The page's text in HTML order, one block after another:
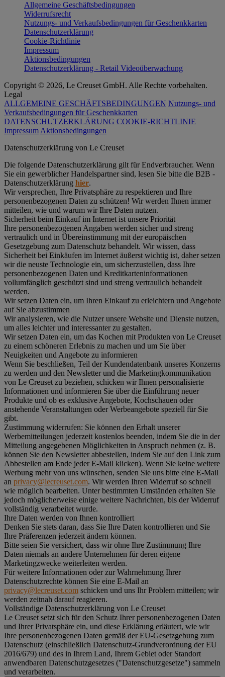
Allgemeine Geschäftsbedingungen
Widerrufsrecht
Nutzungs- und Verkaufsbedingungen für Geschenkkarten
Datenschutzerklärung
Cookie-Richtlinie
Impressum
Aktionsbedingungen
Datenschutzerklärung - Retail Videoüberwachung
Copyright © 2026, Le Creuset GmbH. Alle Rechte vorbehalten.
Legal
ALLGEMEINE GESCHÄFTSBEDINGUNGEN Nutzungs- und
Verkaufsbedingungen für Geschenkkarten
DATENSCHUTZERKLÄRUNG COOKIE-RICHTLINIE
Impressum Aktionsbedingungen
Datenschutz­erklärung von Le Creuset
Die folgende Datenschutzerklärung gilt für Endverbraucher. Wenn
Sie ein gewerblicher Handelspartner sind, lesen Sie bitte die B2B -
Datenschutzerklärung hier.
Wir versprechen, Ihre Privatsphäre zu respektieren und Ihre
personenbezogenen Daten zu schützen! Wir werden Ihnen immer
mitteilen, wie und warum wir Ihre Daten nutzen.
Sicherheit beim Einkauf im Internet ist unsere Priorität
Ihre personenbezogenen Angaben werden sicher und streng
vertraulich und in Übereinstimmung mit der europäischen
Gesetzgebung zum Datenschutz behandelt. Wir wissen, dass
Sicherheit bei Einkäufen im Internet äußerst wichtig ist, daher setzen
wir die neuste Technologie ein, um sicherzustellen, dass Ihre
personenbezogenen Daten und Kreditkarteninformationen
vollumfänglich geschützt sind und streng vertraulich behandelt
werden.
Wir setzen Daten ein, um Ihren Einkauf zu erleichtern und Angebote
auf Sie abzustimmen
Wir analysieren, wie die Nutzer unsere Website und Dienste nutzen,
um alles leichter und interessanter zu gestalten.
Wir setzen Daten ein, um das Kochen mit Produkten von Le Creuset
zu einem schöneren Erlebnis zu machen und um Sie über
Neuigkeiten und Angebote zu informieren
Wenn Sie beschließen, Teil der Kundendatenbank unseres Konzerns
zu werden und den Newsletter und die Marketingkommunikation
von Le Creuset zu beziehen, schicken wir Ihnen personalisierte
Informationen und informieren Sie über die Einführung neuer
Produkte und ob es exklusive Angebote, Kochschauen oder
anstehende Veranstaltungen oder Werbeangebote speziell für Sie
gibt.
Zustimmung widerrufen: Sie können den Erhalt unserer
Werbemitteilungen jederzeit kostenlos beenden, indem Sie die in der
Mitteilung angegebenen Möglichkeiten in Anspruch nehmen (z. B.
können Sie den Newsletter abbestellen, indem Sie auf den Link zum
Abbestellen am Ende jeder E-Mail klicken). Wenn Sie keine weitere
Werbung mehr von uns wünschen, senden Sie uns bitte eine E-Mail
an privacy@lecreuset.com. Wir werden Ihren Widerruf so schnell
wie möglich bearbeiten. Unter bestimmten Umständen erhalten Sie
jedoch möglicherweise einige weitere Nachrichten, bis der Widerruf
vollständig verarbeitet wurde.
Ihre Daten werden von Ihnen kontrolliert
Denken Sie stets daran, dass Sie Ihre Daten kontrollieren und Sie
Ihre Präferenzen jederzeit ändern können.
Bitte seien Sie versichert, dass wir ohne Ihre Zustimmung Ihre
Daten niemals an andere Unternehmen für deren eigene
Marketingzwecke weiterleiten werden.
Für weitere Informationen oder zur Wahrnehmung Ihrer
Datenschutzrechte können Sie eine E-Mail an
privacy@lecreuset.com schicken und uns Ihr Problem mitteilen; wir
werden zeitnah darauf reagieren.
Vollständige Datenschutzerklärung von Le Creuset
Le Creuset setzt sich für den Schutz Ihrer personenbezogenen Daten
und Ihrer Privatsphäre ein, und diese Erklärung erläutert, wie wir
Ihre personenbezogenen Daten gemäß der EU-Gesetzgebung zum
Datenschutz (einschließlich Datenschutz-Grundverordnung der EU
2016/679) und des in Ihrem Land, Ihrem Gebiet oder Standort
anwendbaren Datenschutzgesetzes ("Datenschutzgesetze") sammeln
und verarbeiten.